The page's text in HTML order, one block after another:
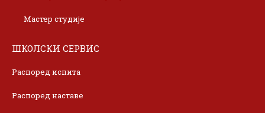
Мастер студије
ШКОЛСКИ СЕРВИС
Распоред испита
Распоред наставе